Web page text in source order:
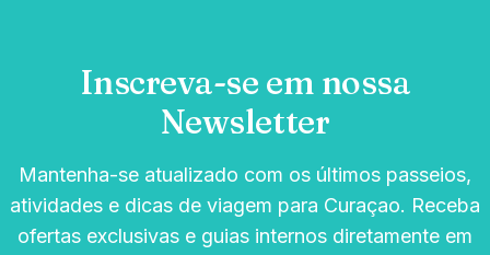
Inscreva-se em nossa
Newsletter
Mantenha-se atualizado com os últimos passeios,
atividades e dicas de viagem para Curaçao. Receba
ofertas exclusivas e guias internos diretamente em